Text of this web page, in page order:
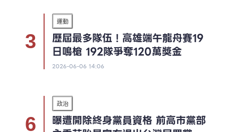
運動
歷屆最多隊伍！高雄端午龍舟賽19
日鳴槍 192隊爭奪120萬獎金
2026-06-06 14:06
政治
曝遭開除終身黨員資格 前高市黨部